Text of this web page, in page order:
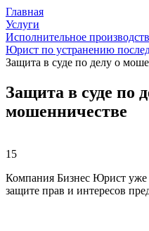
Главная
Услуги
Исполнительное
Юрист по устранению
Защита в суде по делу о
Защита в суде по
мошенничестве
15
Компания Бизнес Юрист уже
защите прав и интересов